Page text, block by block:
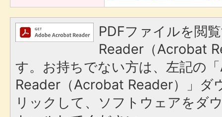
PDFファイルを閲
Reader（Acrobat
す。お持ちでない方は、左記の
Reader（Acrobat Reader）」ダ
リックして、ソフトウェアをダ